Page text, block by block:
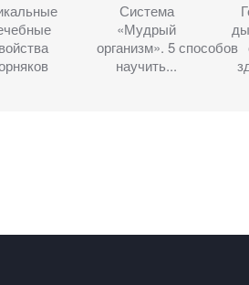
Система
«Мудрый
организм». 5 способов
научить...